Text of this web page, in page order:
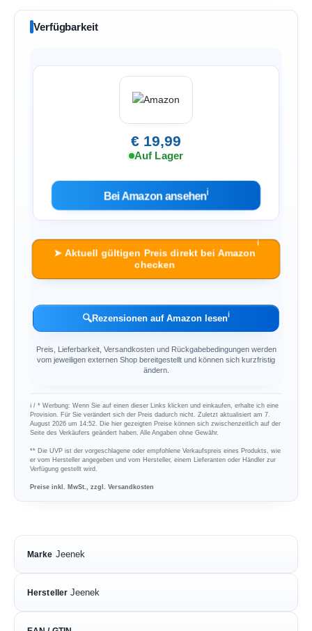
Verfügbarkeit
€ 19,99
Auf Lager
Bei Amazon ansehenℹ︎
➤ Aktuell gültigen Preis direkt bei Amazon
checken
ℹ︎
🔍Rezensionen auf Amazon lesenℹ︎
Preis, Lieferbarkeit, Versandkosten und Rückgabebedingungen werden
vom jeweiligen externen Shop bereitgestellt und können sich kurzfristig
ändern.
ℹ︎ / * Werbung: Wenn Sie auf einen dieser Links klicken und einkaufen, erhalte ich eine
Provision. Für Sie verändert sich der Preis dadurch nicht. Zuletzt aktualisiert am 7.
August 2026 um 14:52. Die hier gezeigten Preise können sich zwischenzeitlich auf der
Seite des Verkäufers geändert haben. Alle Angaben ohne Gewähr.
** Die UVP ist der vorgeschlagene oder empfohlene Verkaufspreis eines Produkts, wie
er vom Hersteller angegeben und vom Hersteller, einem Lieferanten oder Händler zur
Verfügung gestellt wird.
Preise inkl. MwSt., zzgl. Versandkosten
Marke Jeenek
Hersteller Jeenek